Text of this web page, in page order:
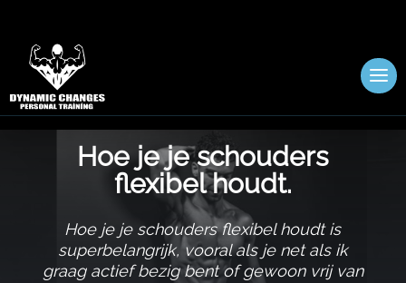
Hoe je je schouders
flexibel houdt.​
Hoe je je schouders flexibel houdt is
superbelangrijk, vooral als je net als ik
graag actief bezig bent of gewoon vrij van